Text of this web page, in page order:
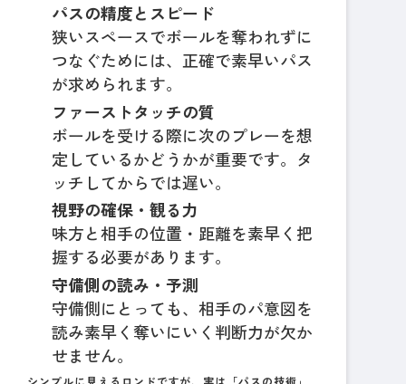
パスの精度とスピード
狭いスペースでボールを奪われずに
つなぐためには、正確で素早いパス
が求められます。
ファーストタッチの質
ボールを受ける際に次のプレーを想
定しているかどうかが重要です。タ
ッチしてからでは遅い。
視野の確保・観る力
味方と相手の位置・距離を素早く把
握する必要があります。
守備側の読み・予測
守備側にとっても、相手のパ意図を
読み素早く奪いにいく判断力が欠か
せません。
シンプルに見えるロンドですが、実は「パスの技術」